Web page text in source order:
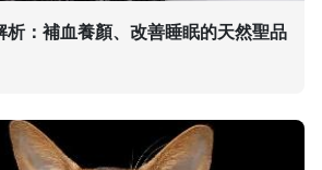
析：補血養顏、改善睡眠的天然聖品